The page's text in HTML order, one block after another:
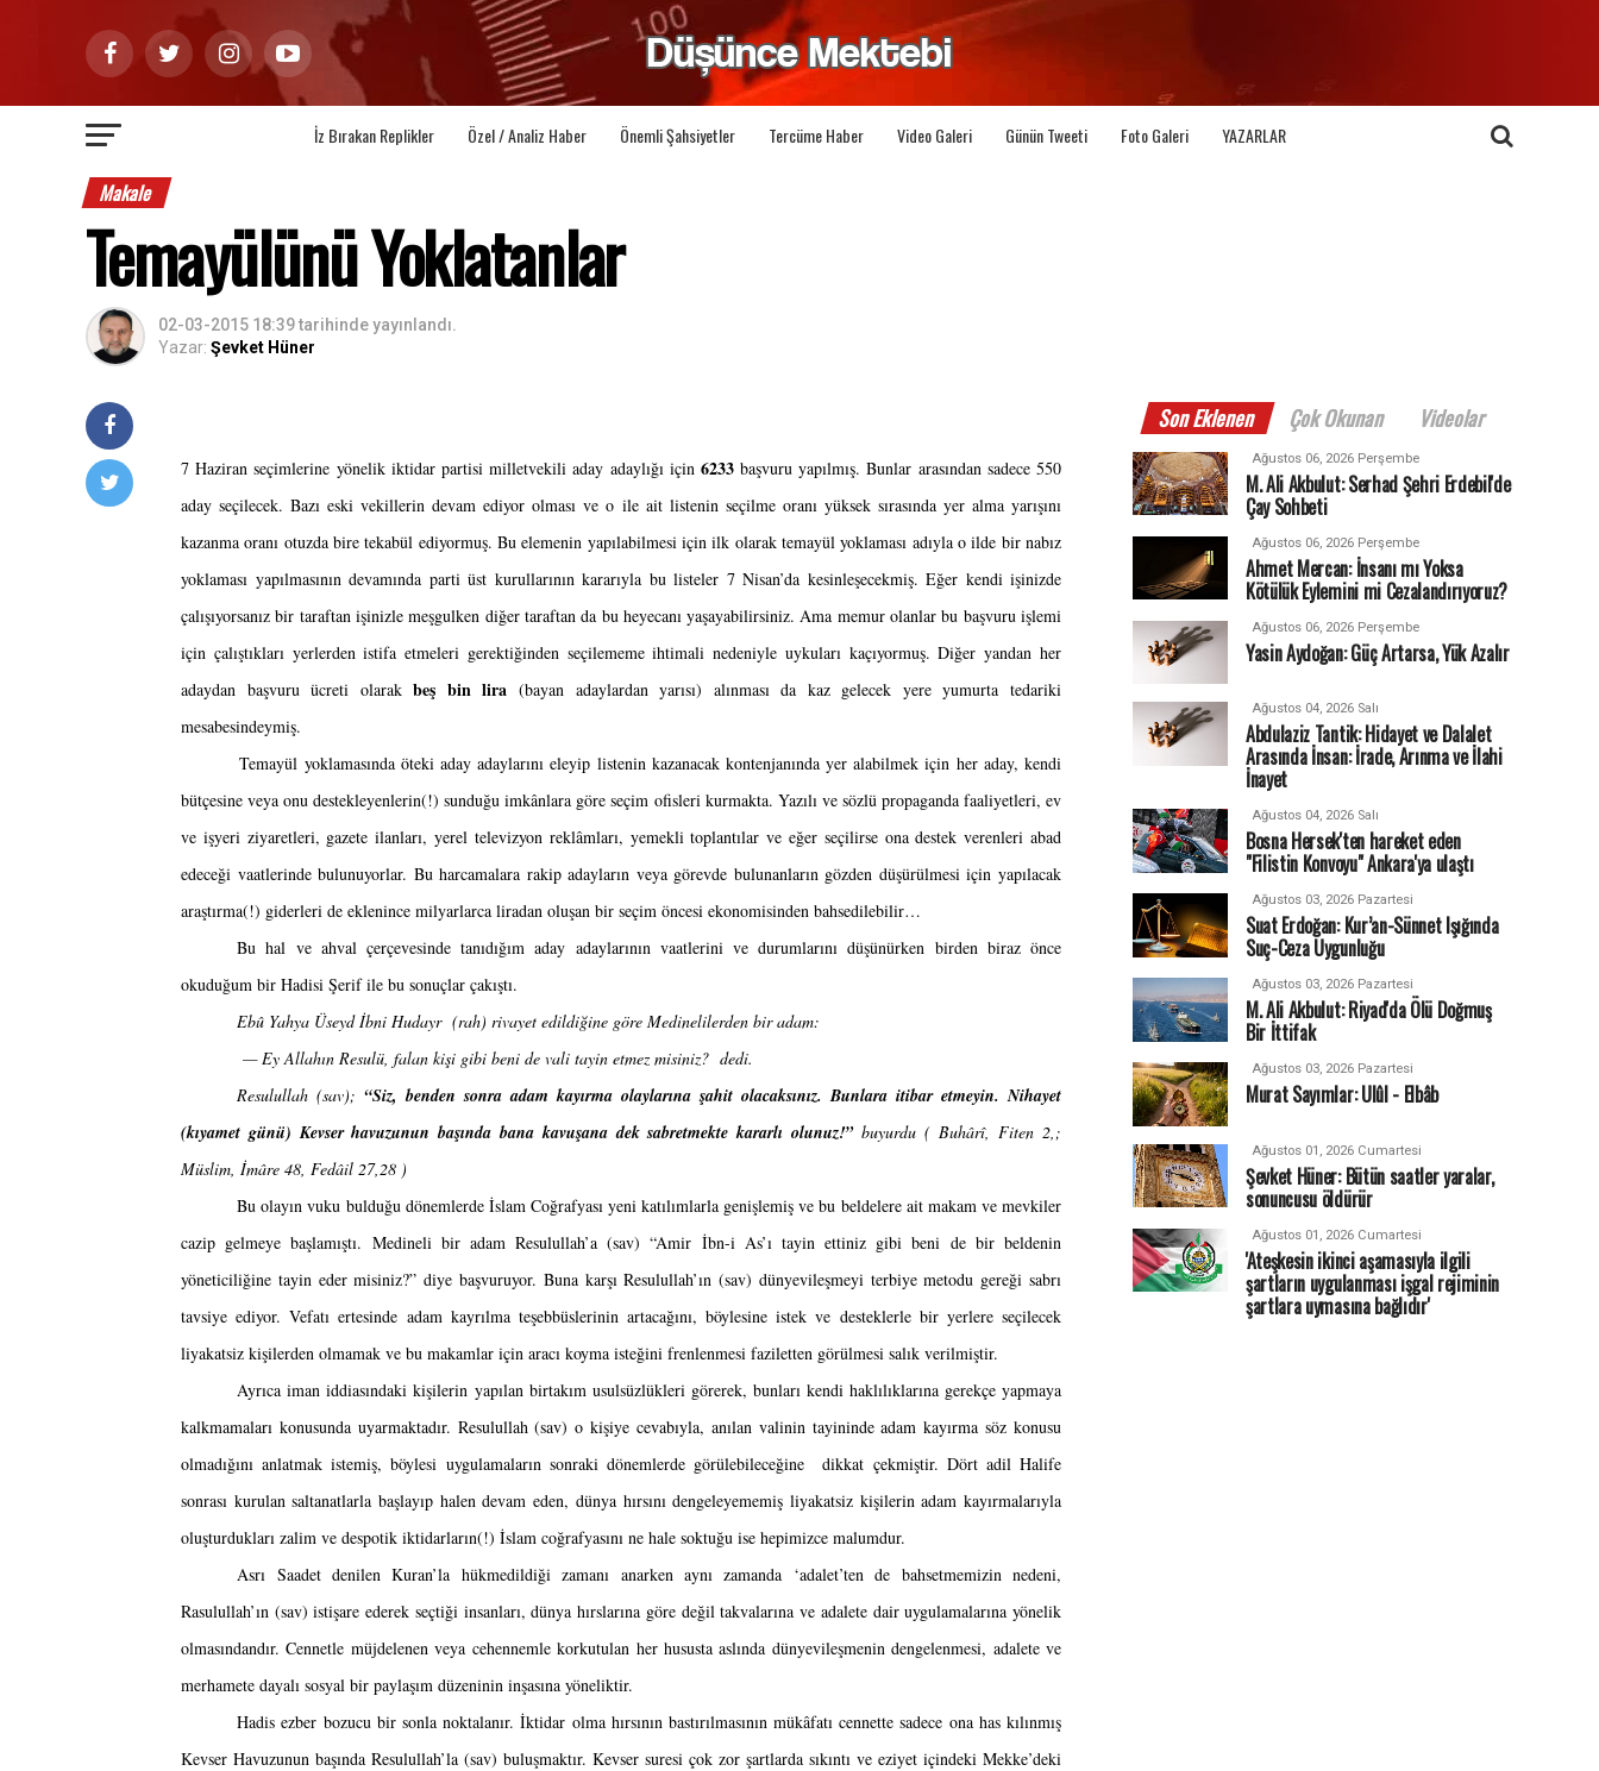
İz Bırakan Replikler Özel / Analiz Haber Önemli Şahsiyetler Tercüme Haber Video Galeri Günün Tweeti Foto Galeri YAZARLAR
Makale
Temayülünü Yoklatanlar
02-03-2015 18:39tarihinde yayınlandı.
Yazar: Şevket Hüner
7 Haziran seçimlerine yönelik iktidar partisi milletvekili aday adaylığı için 6233 başvuru yapılmış. Bunlar arasından sadece 550
aday seçilecek. Bazı eski vekillerin devam ediyor olması ve o ile ait listenin seçilme oranı yüksek sırasında yer alma yarışını
kazanma oranı otuzda bire tekabül ediyormuş. Bu elemenin yapılabilmesi için ilk olarak temayül yoklaması adıyla o ilde bir nabız
yoklaması yapılmasının devamında parti üst kurullarının kararıyla bu listeler 7 Nisan’da kesinleşecekmiş. Eğer kendi işinizde
çalışıyorsanız bir taraftan işinizle meşgulken diğer taraftan da bu heyecanı yaşayabilirsiniz. Ama memur olanlar bu başvuru işlemi
için çalıştıkları yerlerden istifa etmeleri gerektiğinden seçilememe ihtimali nedeniyle uykuları kaçıyormuş. Diğer yandan her
adaydan başvuru ücreti olarak beş bin lira (bayan adaylardan yarısı) alınması da kaz gelecek yere yumurta tedariki
mesabesindeymiş.
Temayül yoklamasında öteki aday adaylarını eleyip listenin kazanacak kontenjanında yer alabilmek için her aday, kendi
bütçesine veya onu destekleyenlerin(!) sunduğu imkânlara göre seçim ofisleri kurmakta. Yazılı ve sözlü propaganda faaliyetleri, ev
ve işyeri ziyaretleri, gazete ilanları, yerel televizyon reklâmları, yemekli toplantılar ve eğer seçilirse ona destek verenleri abad
edeceği vaatlerinde bulunuyorlar. Bu harcamalara rakip adayların veya görevde bulunanların gözden düşürülmesi için yapılacak
araştırma(!) giderleri de eklenince milyarlarca liradan oluşan bir seçim öncesi ekonomisinden bahsedilebilir…
Bu hal ve ahval çerçevesinde tanıdığım aday adaylarının vaatlerini ve durumlarını düşünürken birden biraz önce
okuduğum bir Hadisi Şerif ile bu sonuçlar çakıştı.
Ebû Yahya Üseyd İbni Hudayr  (rah) rivayet edildiğine göre Medinelilerden bir adam:
— Ey Allahın Resulü, falan kişi gibi beni de vali tayin etmez misiniz?  dedi.
Resulullah (sav); “Siz, benden sonra adam kayırma olaylarına şahit olacaksınız. Bunlara itibar etmeyin. Nihayet
(kıyamet günü) Kevser havuzunun başında bana kavuşana dek sabretmekte kararlı olunuz!” buyurdu ( Buhârî, Fiten 2,;
Müslim, İmâre 48, Fedâil 27,28 )
Bu olayın vuku bulduğu dönemlerde İslam Coğrafyası yeni katılımlarla genişlemiş ve bu beldelere ait makam ve mevkiler
cazip gelmeye başlamıştı. Medineli bir adam Resulullah’a (sav) “Amir İbn-i As’ı tayin ettiniz gibi beni de bir beldenin
yöneticiliğine tayin eder misiniz?” diye başvuruyor. Buna karşı Resulullah’ın (sav) dünyevileşmeyi terbiye metodu gereği sabrı
tavsiye ediyor. Vefatı ertesinde adam kayrılma teşebbüslerinin artacağını, böylesine istek ve desteklerle bir yerlere seçilecek
liyakatsiz kişilerden olmamak ve bu makamlar için aracı koyma isteğini frenlenmesi faziletten görülmesi salık verilmiştir.
Ayrıca iman iddiasındaki kişilerin yapılan birtakım usulsüzlükleri görerek, bunları kendi haklılıklarına gerekçe yapmaya
kalkmamaları konusunda uyarmaktadır. Resulullah (sav) o kişiye cevabıyla, anılan valinin tayininde adam kayırma söz konusu
olmadığını anlatmak istemiş, böylesi uygulamaların sonraki dönemlerde görülebileceğine  dikkat çekmiştir. Dört adil Halife
sonrası kurulan saltanatlarla başlayıp halen devam eden, dünya hırsını dengeleyememiş liyakatsiz kişilerin adam kayırmalarıyla
oluşturdukları zalim ve despotik iktidarların(!) İslam coğrafyasını ne hale soktuğu ise hepimizce malumdur.
Asrı Saadet denilen Kuran’la hükmedildiği zamanı anarken aynı zamanda ‘adalet’ten de bahsetmemizin nedeni,
Rasulullah’ın (sav) istişare ederek seçtiği insanları, dünya hırslarına göre değil takvalarına ve adalete dair uygulamalarına yönelik
olmasındandır. Cennetle müjdelenen veya cehennemle korkutulan her hususta aslında dünyevileşmenin dengelenmesi, adalete ve
merhamete dayalı sosyal bir paylaşım düzeninin inşasına yöneliktir.
Hadis ezber bozucu bir sonla noktalanır. İktidar olma hırsının bastırılmasının mükâfatı cennette sadece ona has kılınmış
Kevser Havuzunun başında Resulullah’la (sav) buluşmaktır. Kevser suresi çok zor şartlarda sıkıntı ve eziyet içindeki Mekke’deki
Son Eklenen Çok Okunan Videolar
Ağustos 06, 2026 Perşembe
M. Ali Akbulut: Serhad Şehri Erdebil'de
Çay Sohbeti
Ağustos 06, 2026 Perşembe
Ahmet Mercan: İnsanı mı Yoksa
Kötülük Eylemini mi Cezalandırıyoruz?
Ağustos 06, 2026 Perşembe
Yasin Aydoğan: Güç Artarsa, Yük Azalır
Ağustos 04, 2026 Salı
Abdulaziz Tantik: Hidayet ve Dalalet
Arasında İnsan: İrade, Arınma ve İlahi
İnayet
Ağustos 04, 2026 Salı
Bosna Hersek'ten hareket eden
"Filistin Konvoyu" Ankara'ya ulaştı
Ağustos 03, 2026 Pazartesi
Suat Erdoğan: Kur’an-Sünnet Işığında
Suç-Ceza Uygunluğu
Ağustos 03, 2026 Pazartesi
M. Ali Akbulut: Riyad'da Ölü Doğmuş
Bir İttifak
Ağustos 03, 2026 Pazartesi
Murat Sayımlar: Ulûl - Elbâb
Ağustos 01, 2026 Cumartesi
Şevket Hüner: Bütün saatler yaralar,
sonuncusu öldürür
Ağustos 01, 2026 Cumartesi
'Ateşkesin ikinci aşamasıyla ilgili
şartların uygulanması işgal rejiminin
şartlara uymasına bağlıdır'